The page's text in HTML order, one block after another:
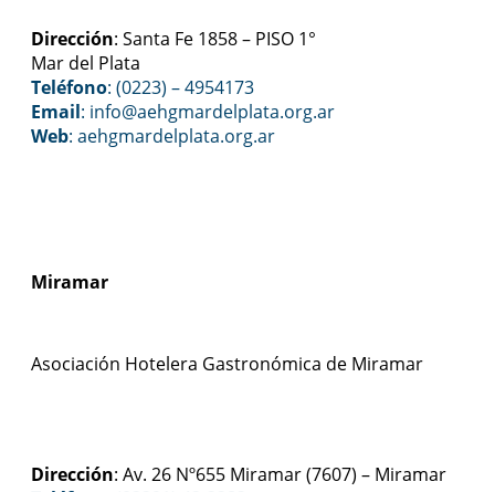
Dirección: Santa Fe 1858 – PISO 1°
Mar del Plata
Teléfono: (0223) – 4954173
Email: info@aehgmardelplata.org.ar
Web: aehgmardelplata.org.ar
Miramar
Asociación Hotelera Gastronómica de Miramar
Dirección: Av. 26 Nº655 Miramar (7607) – Miramar